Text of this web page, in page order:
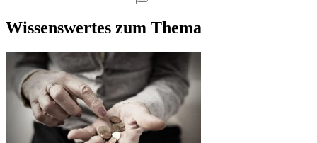
Wissenswertes zum Thema